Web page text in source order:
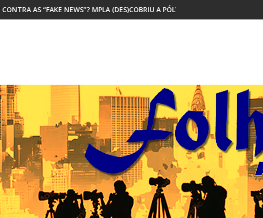
MPLA (DES)COBRIU A PÓLVORAMAIORIA DOS JOVENS AFRICANOS QUER MIGRAR